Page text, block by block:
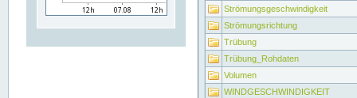
Strömungsgeschwindigkeit
Strömungsrichtung
Trübung
Trübung_Rohdaten
Volumen
WINDGESCHWINDIGKEIT